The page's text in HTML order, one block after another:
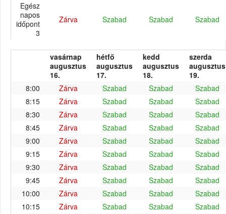
Egész
napos
időpont
3
Zárva Szabad Szabad Szabad
vasárnap
augusztus
16.
hétfő
augusztus
17.
kedd
augusztus
18.
szerda
augusztus
19.
8:00
Zárva Szabad Szabad
Szabad
8:15
Zárva Szabad Szabad
Szabad
8:30
Zárva Szabad Szabad
Szabad
8:45
Zárva Szabad Szabad
Szabad
9:00
Zárva Szabad Szabad
Szabad
9:15
Zárva Szabad Szabad
Szabad
9:30
Zárva Szabad Szabad
Szabad
9:45
Zárva Szabad Szabad
Szabad
10:00
Zárva Szabad Szabad
Szabad
10:15
Zárva Szabad Szabad
Szabad